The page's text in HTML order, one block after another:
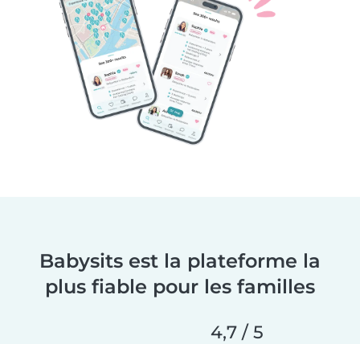
Babysits est la plateforme la
plus fiable pour les familles
4,7 / 5